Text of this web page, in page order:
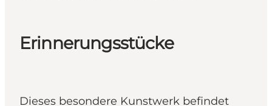
Erinnerungsstücke
Dieses besondere Kunstwerk befindet